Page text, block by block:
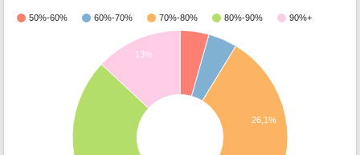
50%-60% 60%-70% 70%-80% 80%-90% 90%+
26,1%
13%